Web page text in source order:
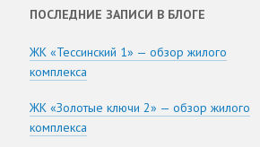
ПОСЛЕДНИЕ ЗАПИСИ В БЛОГЕ
ЖК «Тессинский 1» — обзор жилого
комплекса
ЖК «Золотые ключи 2» — обзор жилого
комплекса